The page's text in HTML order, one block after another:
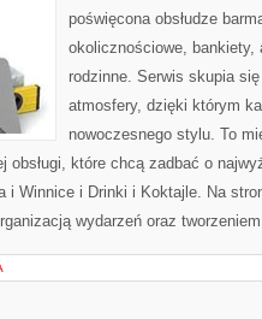
poświęcona obsłudze
okolicznościowe,
rodzinne. Serwis skupia
atmosfery, dzięki którym
nowoczesnego stylu. To
obsługi, które chcą zadbać o
i Winnice i Drinki i Koktajle. Na
wydarzeń oraz